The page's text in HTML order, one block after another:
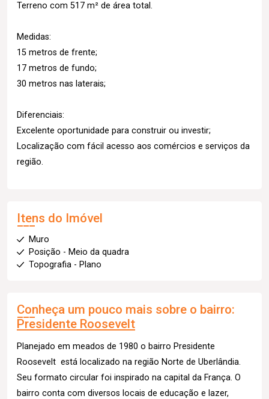
Terreno com 517 m² de área total.
Medidas:
15 metros de frente;
17 metros de fundo;
30 metros nas laterais;
Diferenciais:
Excelente oportunidade para construir ou investir;
Localização com fácil acesso aos comércios e serviços da
região.
Itens do Imóvel
Muro
Posição - Meio da quadra
Topografia - Plano
Conheça um pouco mais sobre o bairro:
Presidente Roosevelt
Planejado em meados de 1980 o bairro Presidente
Roosevelt está localizado na região Norte de Uberlândia.
Seu formato circular foi inspirado na capital da França. O
bairro conta com diversos locais de educação e lazer,